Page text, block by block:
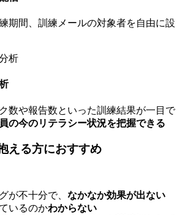
期間、訓練メールの対象者を自由に設
数や報告数といった訓練結果が一目で
の今のリテラシー状況を把握できる
える方におすすめ
が不十分で、 なかなか効果が出ない
いるのかわからない